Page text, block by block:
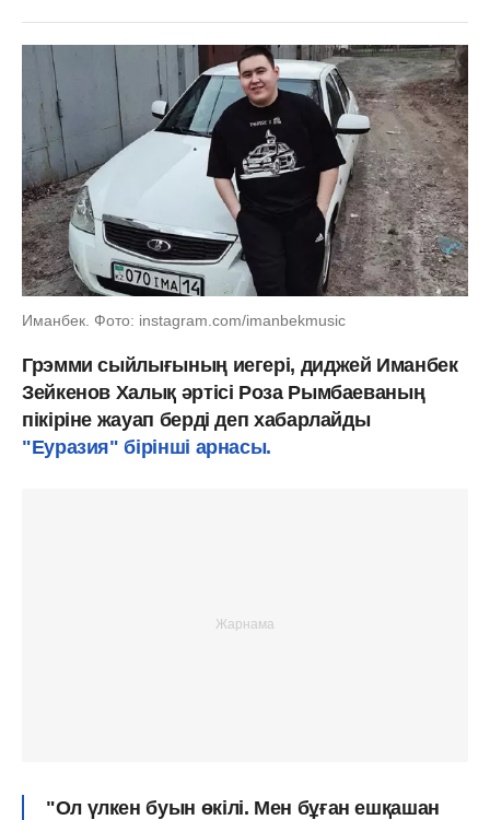
Иманбек. Фото: instagram.com/imanbekmusic
Грэмми сыйлығының иегері, диджей Иманбек
Зейкенов Халық әртісі Роза Рымбаеваның
пікіріне жауап берді деп хабарлайды
"Еуразия" бірінші арнасы.
"Ол үлкен буын өкілі. Мен бұған ешқашан